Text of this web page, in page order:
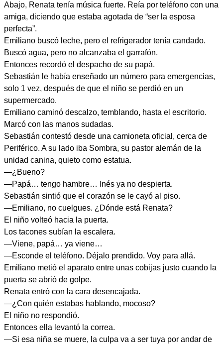
Abajo, Renata tenía música fuerte. Reía por teléfono con una
amiga, diciendo que estaba agotada de “ser la esposa
perfecta”.
Emiliano buscó leche, pero el refrigerador tenía candado.
Buscó agua, pero no alcanzaba el garrafón.
Entonces recordó el despacho de su papá.
Sebastián le había enseñado un número para emergencias,
solo 1 vez, después de que el niño se perdió en un
supermercado.
Emiliano caminó descalzo, temblando, hasta el escritorio.
Marcó con las manos sudadas.
Sebastián contestó desde una camioneta oficial, cerca de
Periférico. A su lado iba Sombra, su pastor alemán de la
unidad canina, quieto como estatua.
—¿Bueno?
—Papá… tengo hambre… Inés ya no despierta.
Sebastián sintió que el corazón se le cayó al piso.
—Emiliano, no cuelgues. ¿Dónde está Renata?
El niño volteó hacia la puerta.
Los tacones subían la escalera.
—Viene, papá… ya viene…
—Esconde el teléfono. Déjalo prendido. Voy para allá.
Emiliano metió el aparato entre unas cobijas justo cuando la
puerta se abrió de golpe.
Renata entró con la cara desencajada.
—¿Con quién estabas hablando, mocoso?
El niño no respondió.
Entonces ella levantó la correa.
—Si esa niña se muere, la culpa va a ser tuya por andar de